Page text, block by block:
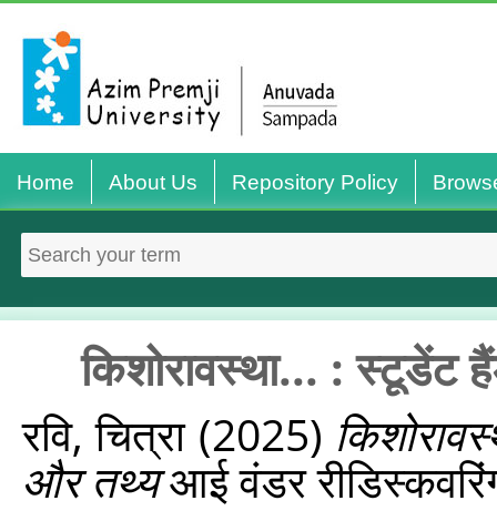
Home About Us Repository Policy
किशोरावस्‍था... :
रवि, चित्रा(2025)
और तथ्यआई वंडर